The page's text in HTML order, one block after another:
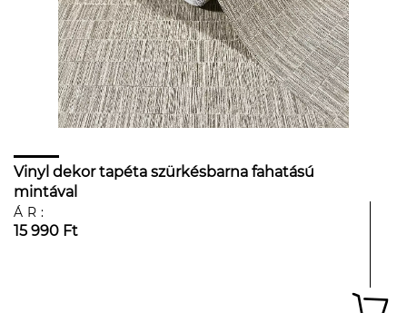
Vinyl dekor tapéta szürkésbarna fahatású
mintával
ÁR:
15 990 Ft